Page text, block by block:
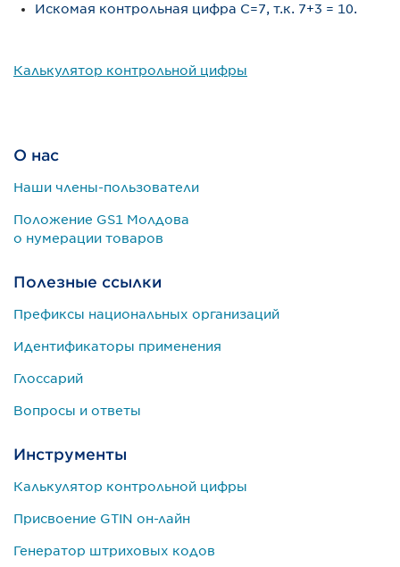
Искомая контрольная цифра C=7, т.к. 7+3 = 10.
Калькулятор контрольной цифры
О нас
Наши члены-пользователи
Положение GS1 Молдова
о нумерации товаров
Полезные ссылки
Префиксы национальных организаций
Идентификаторы применения
Глоссарий
Вопросы и ответы
Инструменты
Калькулятор контрольной цифры
Присвоение GTIN он-лайн
Генератор штриховых кодов